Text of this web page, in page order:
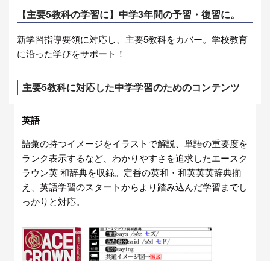
【主要5教科の学習に】中学3年間の予習・復習に。
新学習指導要領に対応し、主要5教科をカバー。学校教育
に沿った学びをサポート！
主要5教科に対応した中学学習のためのコンテンツ
英語
語彙の持つイメージをイラストで解説、単語の重要度を
ランク表示するなど、わかりやすさを追求したエースク
ラウン英 和辞典を収録。定番の英和・和英英英辞典揃
え、英語学習のスタートからより踏み込んだ学習までし
っかりと対応。